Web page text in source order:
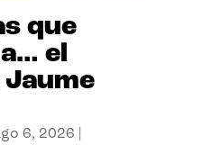
que
el
6, 2026